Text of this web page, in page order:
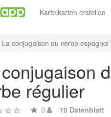
Karteikarten erstellen
La conjugaison du verbe
régulier
0 10 Datenblatt